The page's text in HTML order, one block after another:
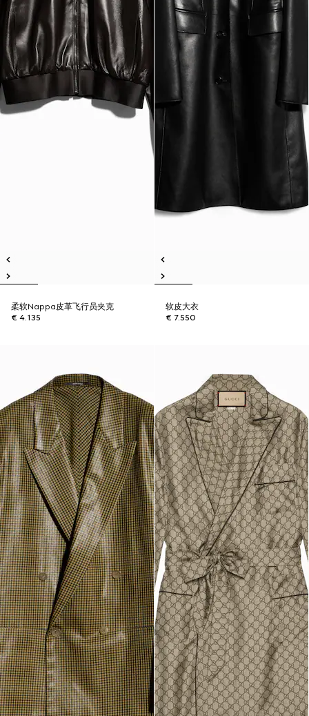
柔软Nappa皮革飞行员夹克
€ 4.135
软皮大衣
€ 7.550